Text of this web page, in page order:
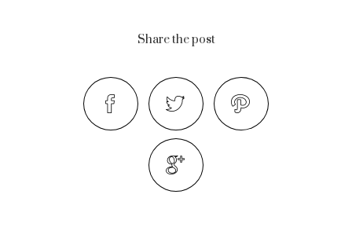
Share the post